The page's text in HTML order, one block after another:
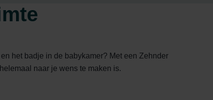
het badje in de babykamer? Met een Zehnder
naar je wens te maken is.